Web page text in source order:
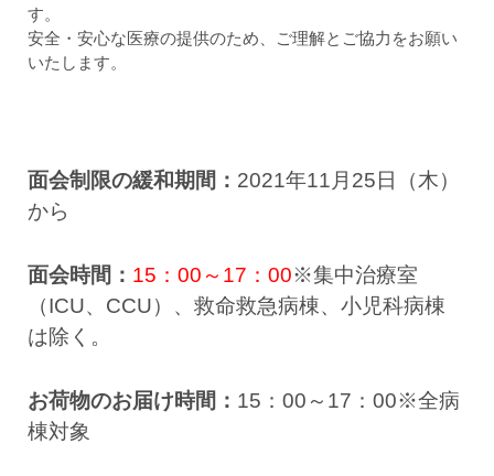
す
安全・安心な医療の提供のため、ご理解とご協力をお願い
いたします。
面会制限の緩和期間： 2021年11月25日（木）
から
面会時間： 15：00～17：00※集中治療室
（ICU、CCU）、救命救急病棟、小児科病棟
は除く。
お荷物のお届け時間： 15：00～17：00※全病
棟対象